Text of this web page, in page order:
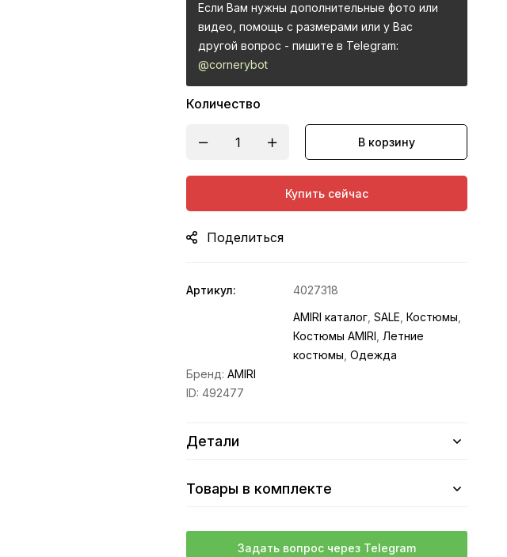
Если Вам нужны дополнительные фото или
видео, помощь с размерами или у Вас
другой вопрос - пишите в Telegram:
@cornerybot
Количество
В корзину
Купить сейчас
Поделиться
Артикул:
4027318
AMIRI каталог ,SALE ,Костюмы
Костюмы AMIRI Летние
костюмы ,Одежда
Бренд:AMIRI
ID:492477
Детали
Товары в комплекте
Задать вопрос через Telegram